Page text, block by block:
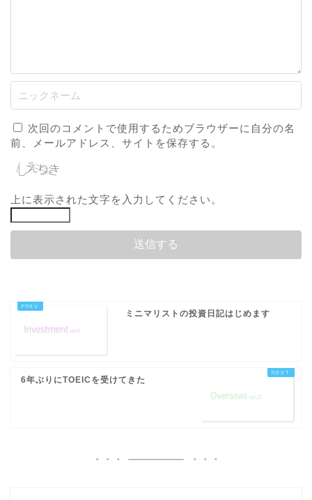
次回のコメントで使用するためブラウザーに自分の名
前、メールアドレス、サイトを保存する。
上に表示された文字を入力してください。
ミニマリストの投資日記はじめます
6年ぶりにTOEICを受けてきた